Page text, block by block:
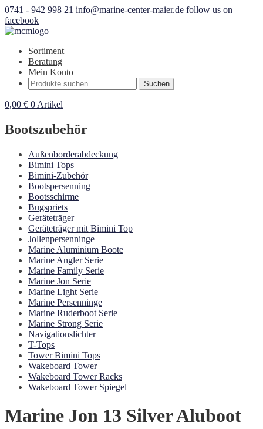
0741 - 942 998 21 info@marine-center-maier.de follow us on
facebook
Sortiment
Beratung
Mein Konto
Suchen
nach:
Suchen
0,00 € 0 Artikel
Bootszubehör
Außenborderabdeckung
Bimini Tops
Bimini-Zubehör
Bootspersenning
Bootsschirme
Bugspriets
Geräteträger
Geräteträger mit Bimini Top
Jollenpersenninge
Marine Aluminium Boote
Marine Angler Serie
Marine Family Serie
Marine Jon Serie
Marine Light Serie
Marine Persenninge
Marine Ruderboot Serie
Marine Strong Serie
Navigationslichter
T-Tops
Tower Bimini Tops
Wakeboard Tower
Wakeboard Tower Racks
Wakeboard Tower Spiegel
Marine Jon 13 Silver Aluboot